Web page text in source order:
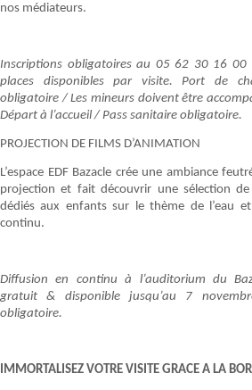
nos médiateurs.
Inscriptions obligatoires au 05 62 30 16 00
places disponibles par visite. Port de
obligatoire / Les mineurs doivent être
Départ à l’accueil / Pass sanitaire obligatoire.
PROJECTION DE FILMS D’ANIMATION
L’espace EDF Bazacle crée une ambiance
projection et fait découvrir une sélection de
dédiés aux enfants sur le thème de l’eau et
continu.
Diffusion en continu à l’auditorium du
gratuit & disponible jusqu’au 7
obligatoire.
IMMORTALISEZ VOTRE VISITE GRACE A LA